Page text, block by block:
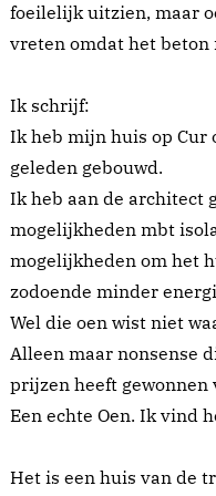
foeilelijk uitzien, maar
vreten omdat het
Ik schrijf:
Ik heb mijn huis op Cur
geleden gebouwd.
Ik heb aan de architect
mogelijkheden mbt
mogelijkheden om het
zodoende minder
Wel die oen wist niet
Alleen maar nonsense
prijzen heeft gewonnen
Een echte Oen. Ik vind
Het is een huis van de